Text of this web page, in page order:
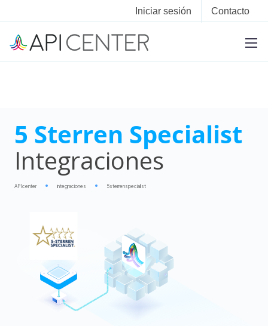
Iniciar sesión Contacto
5 Sterren Specialist
Integraciones
APIcenter integraciones 5sterrenspecialist